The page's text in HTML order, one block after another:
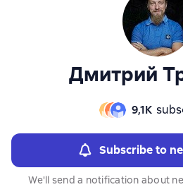
Дмитрий
9,1К
Subscribe to
We'll send a notification about